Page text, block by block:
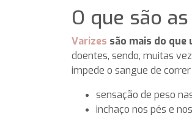
O que são
Varizes são mais do
doentes, sendo, muitas
impede o sangue de
sensação de peso
inchaço nos pés e